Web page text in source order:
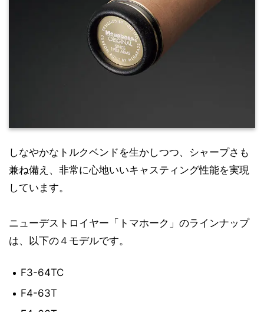
しなやかなトルクベンドを生かしつつ、シャープさも
兼ね備え、非常に心地いいキャスティング性能を実現
しています。
ニューデストロイヤー「トマホーク」のラインナップ
は、以下の４モデルです。
F3-64TC
F4-63T